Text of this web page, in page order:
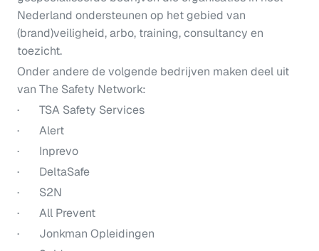
Nederland ondersteunen op het gebied van
(brand)veiligheid, arbo, training, consultancy en
toezicht.
Onder andere de volgende bedrijven maken deel uit
van The Safety Network:
· TSA Safety Services
· Alert
· Inprevo
· DeltaSafe
· S2N
· All Prevent
· Jonkman Opleidingen